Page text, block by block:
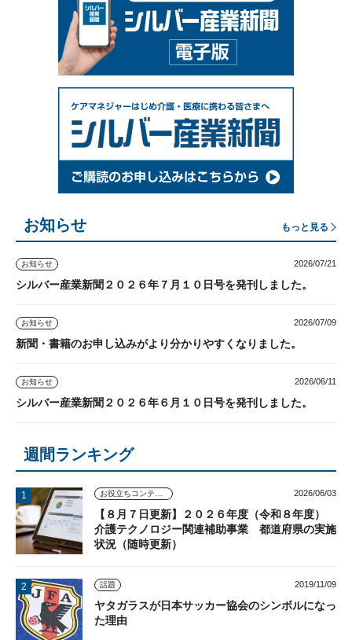
お知らせ もっと見る
お知らせ 2026/07/21
シルバー産業新聞２０２６年７月１０日号を発刊しました。
お知らせ 2026/07/09
新聞・書籍のお申し込みがより分かりやすくなりました。
お知らせ 2026/06/11
シルバー産業新聞２０２６年６月１０日号を発刊しました。
週間ランキング
お役立ちコンテンツ 2026/06/03
【８月７日更新】２０２６年度（令和８年度）
介護テクノロジー関連補助事業 都道府県の実施
状況（随時更新）
話題 2019/11/09
ヤタガラスが日本サッカー協会のシンボルになっ
た理由